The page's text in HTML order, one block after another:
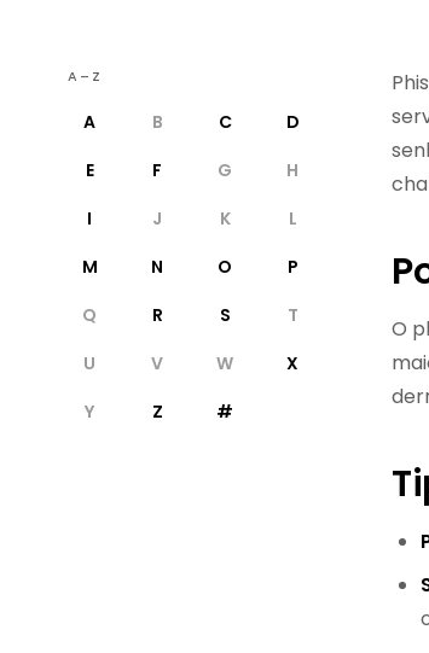
A–Z
A B C
D
E
F G
H
I
J K
L
M
N O
P
Q
R S
T
U
V W
X
Y
Z #
O